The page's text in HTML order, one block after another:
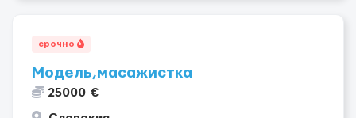
срочно
Модель,масажистка
25000 €